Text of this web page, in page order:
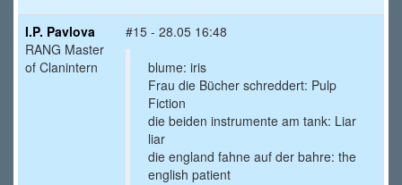
I.P. Pavlova
RANG Master
of Clanintern
#15 - 28.05 16:48
blume: iris
Frau die Bücher schreddert: Pulp
Fiction
die beiden instrumente am tank: Liar
liar
die england fahne auf der bahre: the
english patient